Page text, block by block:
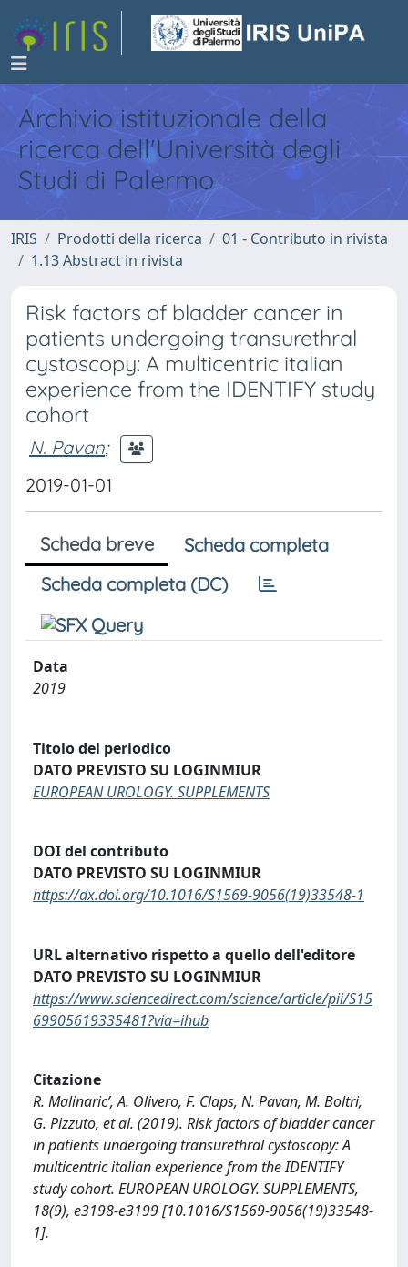
Archivio istituzionale della
ricerca dell'Università degli
Studi di Palermo
IRIS Prodotti della ricerca
01 - Contributo in rivista
1.13 Abstract in rivista
Risk factors of bladder cancer in
patients undergoing transurethral
cystoscopy: A multicentric italian
experience from the IDENTIFY study
cohort
N. Pavan;
2019-01-01
Scheda breve
Scheda completa
Scheda completa (DC)
Data
2019
Titolo del periodico
DATO PREVISTO SU LOGINMIUR
EUROPEAN UROLOGY. SUPPLEMENTS
DOI del contributo
DATO PREVISTO SU LOGINMIUR
https://dx.doi.org/10.1016/S1569-9056(19)33548-1
URL alternativo rispetto a quello dell'editore
DATO PREVISTO SU LOGINMIUR
https://www.sciencedirect.com/science/article/pii/S15
69905619335481?via=ihub
Citazione
R. Malinaric’, A. Olivero, F. Claps, N. Pavan, M. Boltri,
G. Pizzuto, et al. (2019). Risk factors of bladder cancer
in patients undergoing transurethral cystoscopy: A
multicentric italian experience from the IDENTIFY
study cohort. EUROPEAN UROLOGY. SUPPLEMENTS,
18(9), e3198-e3199 [10.1016/S1569-9056(19)33548-
1].